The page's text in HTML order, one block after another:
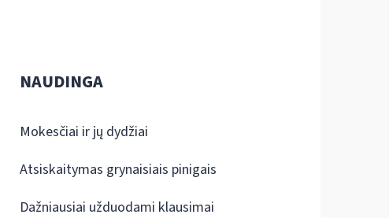
NAUDINGA
Mokesčiai ir jų dydžiai
Atsiskaitymas grynaisiais pinigais
Dažniausiai užduodami klausimai